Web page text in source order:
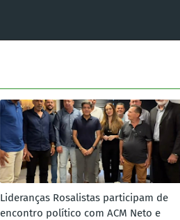
Lideranças Rosalistas participam de
encontro político com ACM Neto e